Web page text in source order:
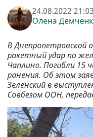
24.08.2022
Олена
В Днепропетровской
ракетный удар по
Чаплино. Погибли 15
ранения. Об этом
Зеленский в
Совбезом ООН,